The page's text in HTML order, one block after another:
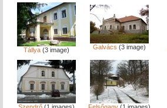
Tállya(3 image) Galvács (3 image)